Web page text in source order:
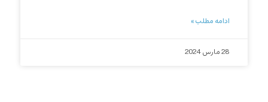
ادامه مطلب »
28 مارس 2024